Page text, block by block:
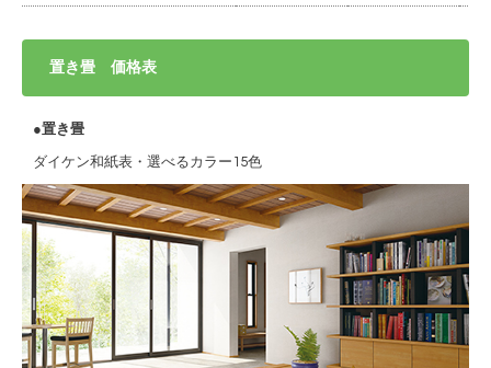
置き畳 価格表
●置き畳
ダイケン和紙表・選べるカラー15色